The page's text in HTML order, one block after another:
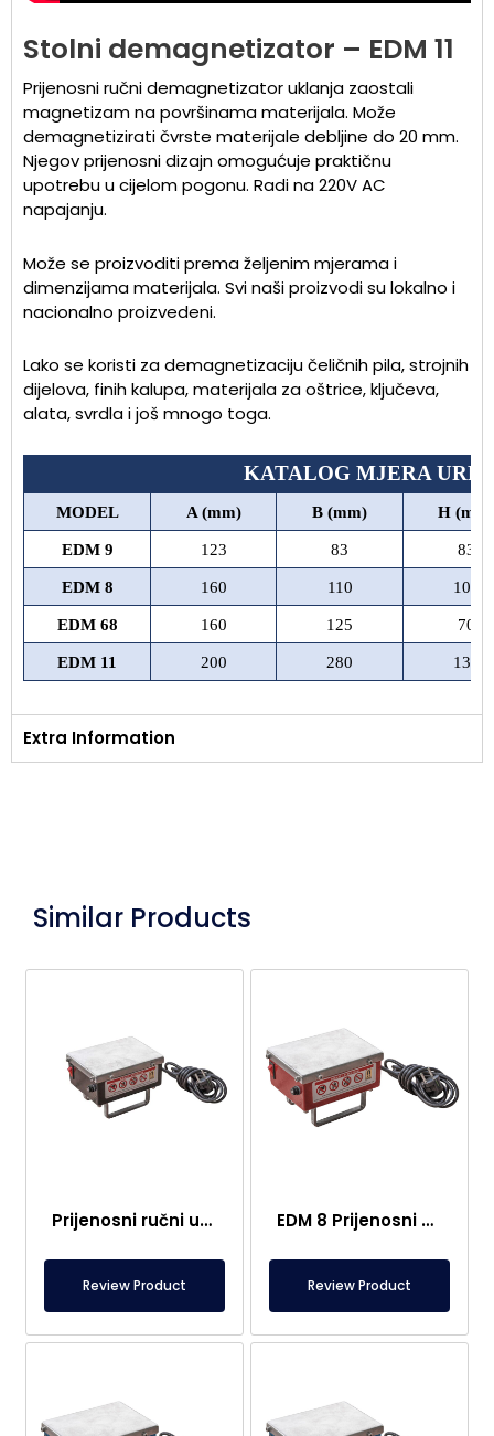
Stolni demagnetizator – EDM 11
Prijenosni ručni demagnetizator uklanja zaostali
magnetizam na površinama materijala. Može
demagnetizirati čvrste materijale debljine do 20 mm.
Njegov prijenosni dizajn omogućuje praktičnu
upotrebu u cijelom pogonu. Radi na 220V AC
napajanju.
Može se proizvoditi prema željenim mjerama i
dimenzijama materijala. Svi naši proizvodi su lokalno i
nacionalno proizvedeni.
Lako se koristi za demagnetizaciju čeličnih pila, strojnih
dijelova, finih kalupa, materijala za oštrice, ključeva,
alata, svrdla i još mnogo toga.
KATALOG MJERA
MODEL A (mm) B (mm) H (mm)
EDM 9 123 83 83
EDM 8 160 110 100
EDM 68 160 125 70
EDM 11 200 280 130
Extra Information
Similar Products
Prijenosni ručni uređaj za razmagnetiziranje
Review Product
EDM 8 Prijenosni demagnetizator
Review Product